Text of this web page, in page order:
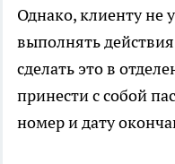
Однако, клиенту не
выполнять
сделать это в
принести с собой
номер и дату